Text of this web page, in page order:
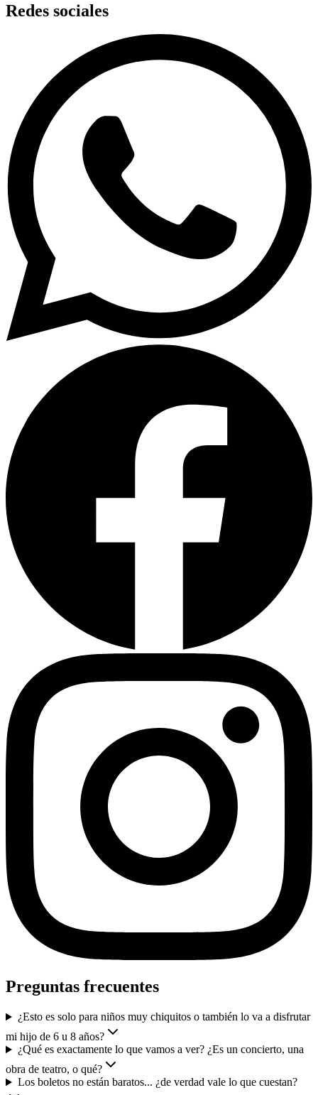
Redes sociales
Preguntas frecuentes
¿Esto es solo para niños muy chiquitos o también lo va a disfrutar
mi hijo de 6 u 8 años?
¿Qué es exactamente lo que vamos a ver? ¿Es un concierto, una
obra de teatro, o qué?
Los boletos no están baratos... ¿de verdad vale lo que cuestan?